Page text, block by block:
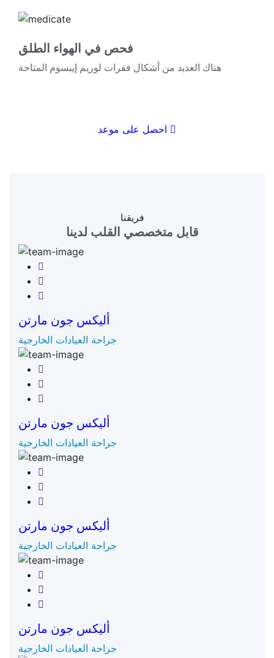
فحص في الهواء الطلق
هناك العديد من أشكال فقرات لوريم إيبسوم المتاحة
احصل على موعد
فريقنا
قابل متخصصي القلب لدينا
Facebook
Twitter
Google-plus
أليكس جون مارتن
جراحة العيادات الخارجية
Facebook
Twitter
Google-plus
أليكس جون مارتن
جراحة العيادات الخارجية
Facebook
Twitter
Google-plus
أليكس جون مارتن
جراحة العيادات الخارجية
Facebook
Twitter
Google-plus
أليكس جون مارتن
جراحة العيادات الخارجية